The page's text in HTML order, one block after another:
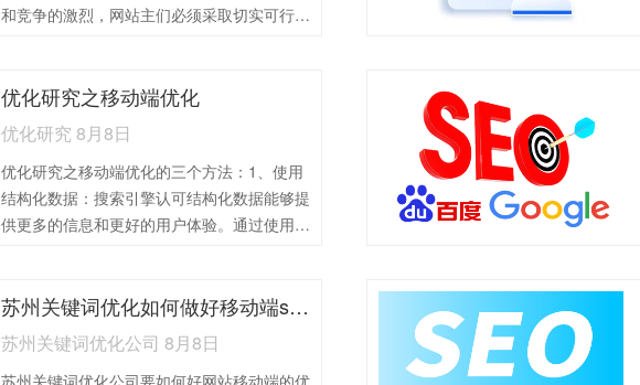
和竞争的激烈，网站主们必须采取切实可行的
键词优化：使用工具如Google Keyword
关键词，并合理布局在网站的标题、描述、正
文等位置，避免堆砌，以提高网站的排名和流
量。2,内容优化：发布高质量、有价值的内
容，满足用户需求，提高阅读体验。同时，保
相关的行业网站、论坛、博客等进行合作，获
取高质量的外链资源，提高网站的权威性和排
名。避免购买外链，以免被搜索引擎惩罚。4,
优化研究之移动端优化
优化研究 8月8日
优化研究之移动端优化的三个方法：1、使用
结构化数据：搜索引擎认可结构化数据能够提
供更多的信息和更好的用户体验。通过使用结
2、整合社交媒体：利用社交媒体平台推广网
容和与用户互动，建立忠诚的社交媒体追随者
苏州关键词优化如何做好移动端seo
苏州关键词优化公司 8月8日
苏州关键词优化公司要如何好网站移动端的优